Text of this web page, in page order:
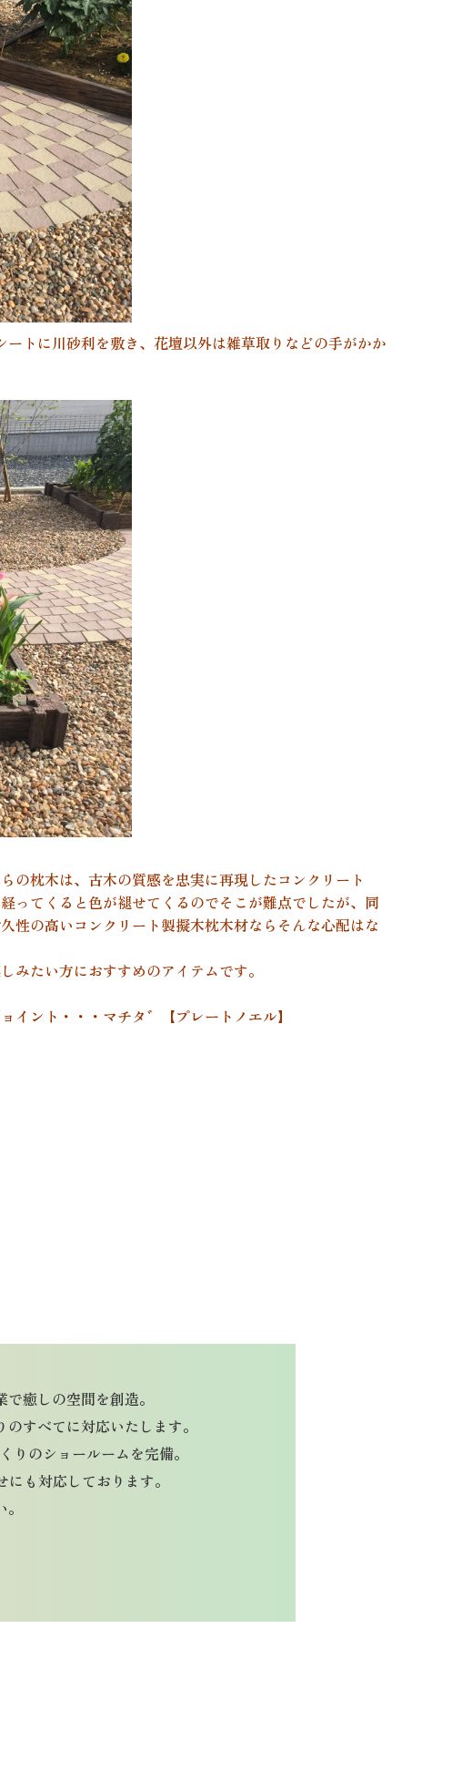
トに川砂利を敷き、花壇以外は雑草取りなどの手がかか
の枕木は、古木の質感を忠実に再現したコンクリート
ってくると色が褪せてくるのでそこが難点でしたが、同
性の高いコンクリート製擬木枕木材ならそんな心配はな
みたい方におすすめのアイテムです。
イント・・・マチタ゛【プレートノエル】
癒しの空間を創造。
すべてに対応いたします。
のショールームを完備。
も対応しております。